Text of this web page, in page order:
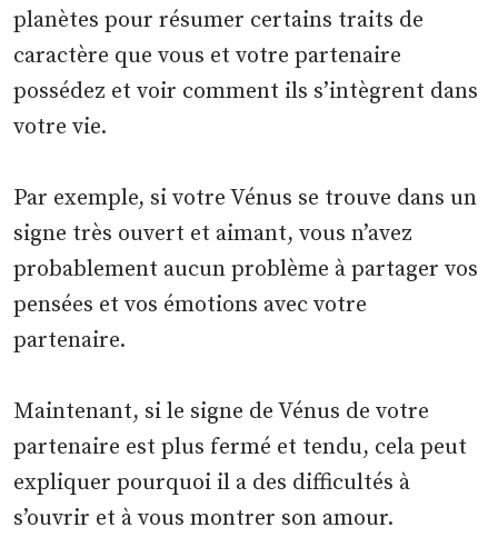
planètes pour résumer certains traits de
caractère que vous et votre partenaire
possédez et voir comment ils s’intègrent dans
votre vie.
Par exemple, si votre Vénus se trouve dans un
signe très ouvert et aimant, vous n’avez
probablement aucun problème à partager vos
pensées et vos émotions avec votre
partenaire.
Maintenant, si le signe de Vénus de votre
partenaire est plus fermé et tendu, cela peut
expliquer pourquoi il a des difficultés à
s’ouvrir et à vous montrer son amour.